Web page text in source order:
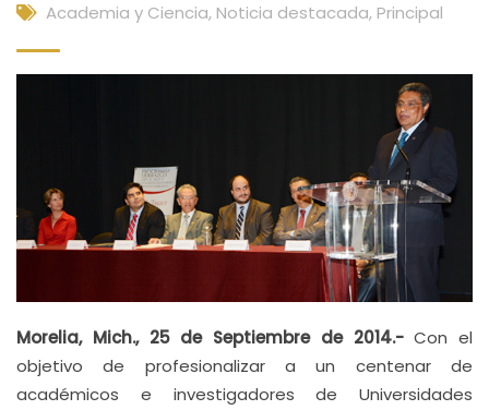
Academia y Ciencia, Noticia destacada, Principal
Morelia, Mich., 25 de Septiembre de 2014.-Con el
objetivo de profesionalizar a un centenar de
académicos e investigadores de Universidades